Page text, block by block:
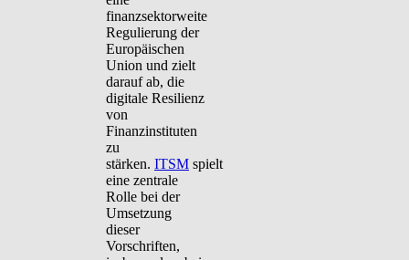
finanzsektorweite
Regulierung der
Europäischen
Union und zielt
darauf ab, die
digitale Resilienz
von
Finanzinstituten
zu
stärken. ITSM spielt
eine zentrale
Rolle bei der
Umsetzung
dieser
Vorschriften,